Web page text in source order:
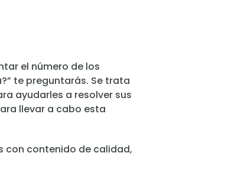
el número de los
te preguntarás. Se trata
ayudarles a resolver sus
llevar a cabo esta
con contenido de calidad,